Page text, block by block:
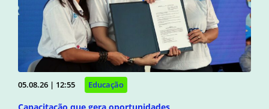
05.08.26 | 12:55 Educação
Capacitação que gera oportunidades